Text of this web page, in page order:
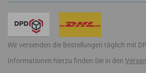
Wir versenden die Bestellungen täglich mit
Informationen hierzu finden Sie in den